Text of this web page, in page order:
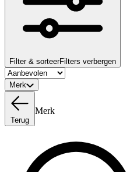
Filter & sorteerFilters verbergen
Merk
Terug
Merk